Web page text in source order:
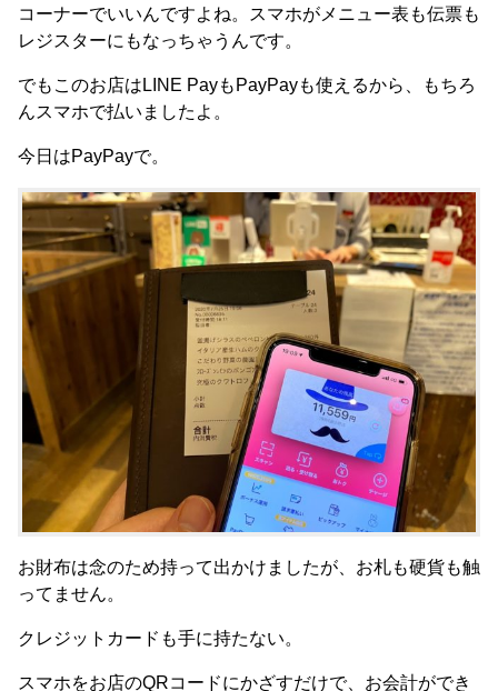
コーナーでいいんですよね。スマホがメニュー表も伝票も
レジスターにもなっちゃうんです。
でもこのお店はLINE PayもPayPayも使えるから、もちろ
んスマホで払いましたよ。
今日はPayPayで。
お財布は念のため持って出かけましたが、お札も硬貨も触
ってません。
クレジットカードも手に持たない。
スマホをお店のQRコードにかざすだけで、お会計ができ